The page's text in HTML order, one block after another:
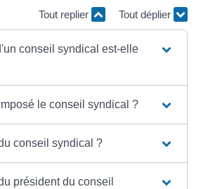
Tout replier
Tout déplier
conseil syndical est-elle
le conseil syndical ?
conseil syndical ?
président du conseil